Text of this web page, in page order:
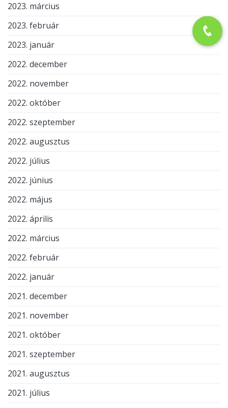
2023. március
2023. február
2023. január
2022. december
2022. november
2022. október
2022. szeptember
2022. augusztus
2022. július
2022. június
2022. május
2022. április
2022. március
2022. február
2022. január
2021. december
2021. november
2021. október
2021. szeptember
2021. augusztus
2021. július